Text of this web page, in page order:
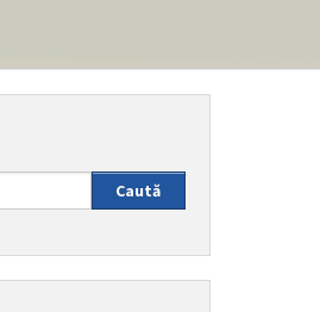
Caută